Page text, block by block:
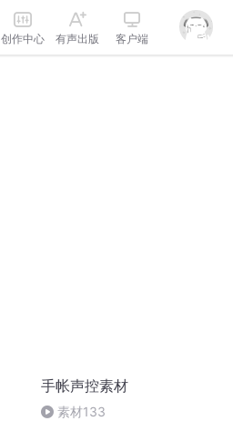
创作中心 有声出版 客户端
手帐声控素材
素材133